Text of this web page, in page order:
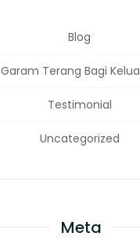
Blog
Garam Terang Bagi
Testimonial
Uncategorized
Meta